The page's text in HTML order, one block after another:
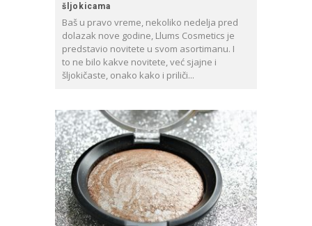
šljokicama
Baš u pravo vreme, nekoliko nedelja pred
dolazak nove godine, Llums Cosmetics je
predstavio novitete u svom asortimanu. I
to ne bilo kakve novitete, već sjajne i
šljokičaste, onako kako i priliči...